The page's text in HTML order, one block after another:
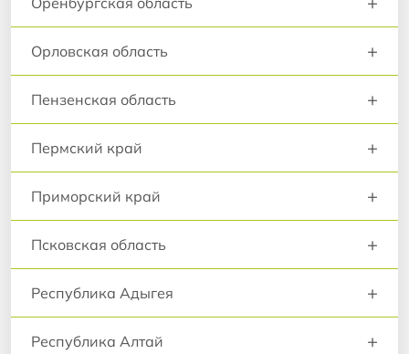
Орловская область +
Пензенская область +
Пермский край +
Приморский край +
Псковская область +
Республика Адыгея +
Республика Алтай +